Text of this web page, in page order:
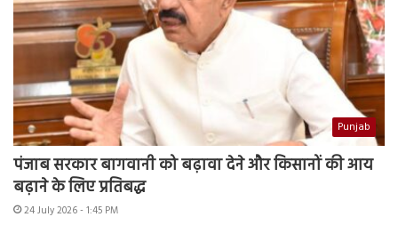
Punjab
पंजाब सरकार बागवानी को बढ़ावा देने और किसानों की आय
बढ़ाने के लिए प्रतिबद्ध
24 July 2026 - 1:45 PM